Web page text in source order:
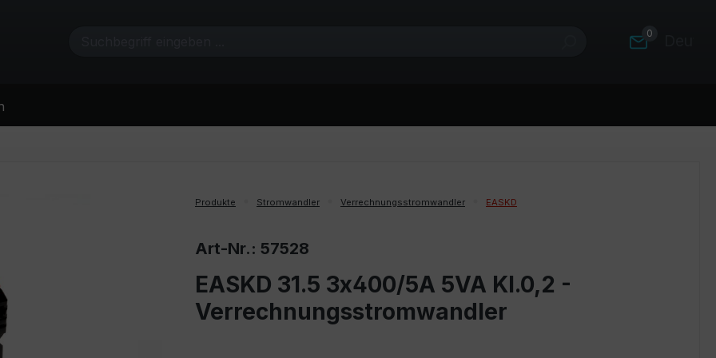
0
Produkte Stromwandler Verrechnungsstromwandler EASKD
Art-Nr.: 57528
EASKD 31.5 3x400/5A 5VA Kl.0,2 -
Verrechnungsstromwandler